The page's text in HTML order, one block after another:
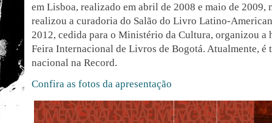
em Lisboa, realizado em abril de 2008 e maio de 2009,
realizou a curadoria do Salão do Livro Latino-
2012, cedida para o Ministério da Cultura, organizou a
Feira Internacional de Livros de Bogotá. Atualmente, é
nacional na Record.
Confira as fotos da apresentação